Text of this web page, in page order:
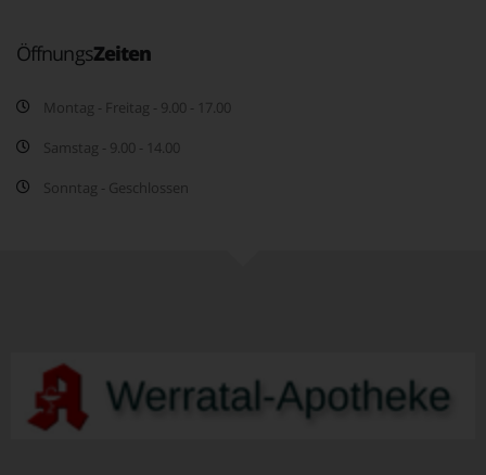
ÖffnungsZeiten
Montag - Freitag - 9.00 - 17.00
Samstag - 9.00 - 14.00
Sonntag - Geschlossen